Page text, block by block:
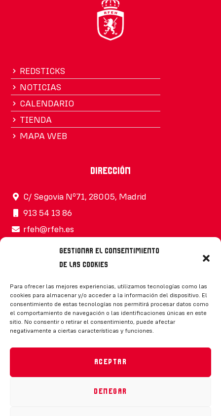
Gestionar el consentimiento
de las cookies
Para ofrecer las mejores experiencias, utilizamos tecnologías como las
cookies para almacenar y/o acceder a la información del dispositivo. El
consentimiento de estas tecnologías nos permitirá procesar datos como
el comportamiento de navegación o las identificaciones únicas en este
sitio. No consentir o retirar el consentimiento, puede afectar
negativamente a ciertas características y funciones.
Aceptar
Denegar
REDSTICKS
NOTICIAS
CALENDARIO
TIENDA
MAPA WEB
Dirección
C/ Segovia Nº71, 28005, Madrid
913 54 13 86
rfeh@rfeh.es
Síguenos